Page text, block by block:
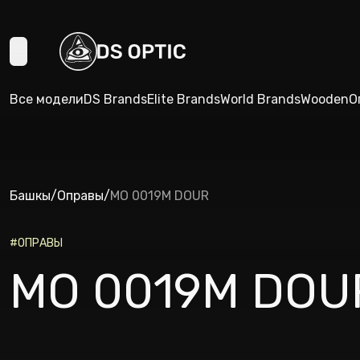
Все моделиDS BrandsElite BrandsWorld BrandsWooden
Башкы/Оправы/MO 0019M DOUR
#ОПРАВЫ
MO 0019M